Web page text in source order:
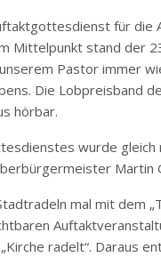
für die
Mittelpunkt stand der
Pastor immer
Die Lobpreisband
hörbar.
wurde
Martin
mal mit dem
radelt“. Daraus